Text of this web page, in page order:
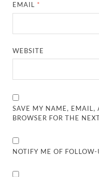
EMAIL *
WEBSITE
SAVE MY NAME, EMAIL,
BROWSER FOR THE
NOTIFY ME OF